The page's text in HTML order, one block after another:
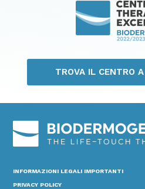
TROVA IL CENTRO
INFORMAZIONI LEGALI IMPORTANTI
PRIVACY POLICY